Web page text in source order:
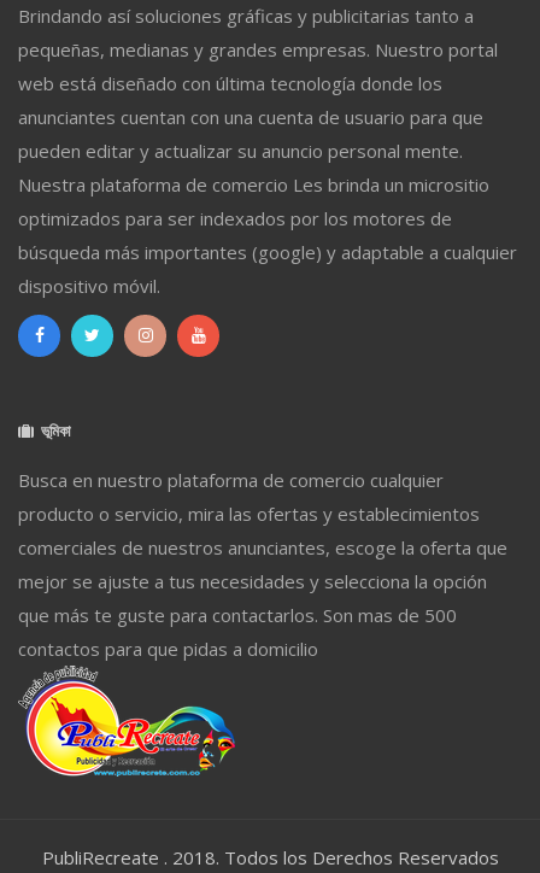
Brindando así soluciones gráficas y publicitarias tanto a
pequeñas, medianas y grandes empresas. Nuestro portal
web está diseñado con última tecnología donde los
anunciantes cuentan con una cuenta de usuario para que
pueden editar y actualizar su anuncio personal mente.
Nuestra plataforma de comercio Les brinda un micrositio
optimizados para ser indexados por los motores de
búsqueda más importantes (google) y adaptable a cualquier
dispositivo móvil.
ভূমিকা
Busca en nuestro plataforma de comercio cualquier
producto o servicio, mira las ofertas y establecimientos
comerciales de nuestros anunciantes, escoge la oferta que
mejor se ajuste a tus necesidades y selecciona la opción
que más te guste para contactarlos. Son mas de 500
contactos para que pidas a domicilio
PubliRecreate . 2018. Todos los Derechos Reservados